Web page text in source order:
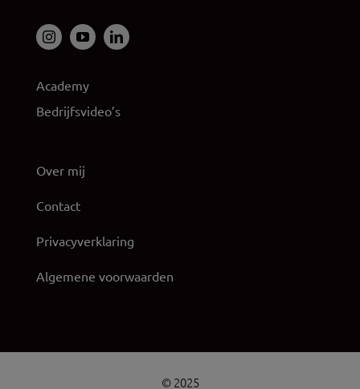
Academy
Bedrijfsvideo’s
Over mij
Contact
Privacyverklaring
Algemene voorwaarden
© 2025